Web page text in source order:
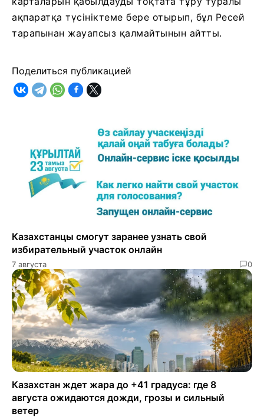
ақпаратқа түсініктеме бере отырып, бұл Ресей
тарапынан жауапсыз қалмайтынын айтты.
Поделиться публикацией
Казахстанцы смогут заранее узнать свой
избирательный участок онлайн
7 августа 0
Казахстан ждет жара до +41 градуса: где 8
августа ожидаются дожди, грозы и сильный
ветер